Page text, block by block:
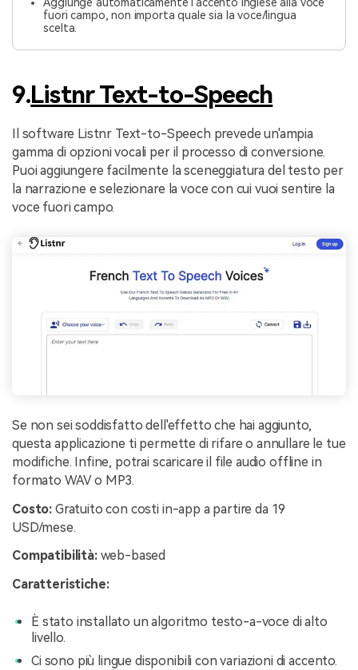
fuori campo, non importa quale sia la voce/lingua
scelta.
9.Listnr Text-to-Speech
Il software Listnr Text-to-Speech prevede un'ampia
gamma di opzioni vocali per il processo di conversione.
Puoi aggiungere facilmente la sceneggiatura del testo per
la narrazione e selezionare la voce con cui vuoi sentire la
voce fuori campo.
Se non sei soddisfatto dell'effetto che hai aggiunto,
questa applicazione ti permette di rifare o annullare le tue
modifiche. Infine, potrai scaricare il file audio offline in
formato WAV o MP3.
Costo: Gratuito con costi in-app a partire da 19
USD/mese.
Compatibilità: web-based
Caratteristiche:
È stato installato un algoritmo testo-a-voce di alto
livello.
Ci sono più lingue disponibili con variazioni di accento.